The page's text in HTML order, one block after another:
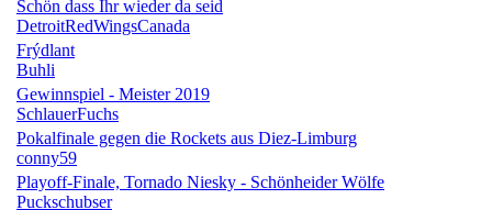
Schön dass Ihr wieder da seid
DetroitRedWingsCanada
Frýdlant
Buhli
Gewinnspiel - Meister 2019
SchlauerFuchs
Pokalfinale gegen die Rockets aus Diez-Limburg
conny59
Playoff-Finale, Tornado Niesky - Schönheider Wölfe
Puckschubser